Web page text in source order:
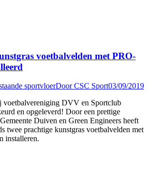
voetbalvelden met PRO-
sportvloerDoorCSC Sport03/09/2019
voetbalvereniging DVV en Sportclub
en opgeleverd! Door een prettige
Duiven en Green Engineers heeft
twee prachtige kunstgras voetbalvelden met
installeren.